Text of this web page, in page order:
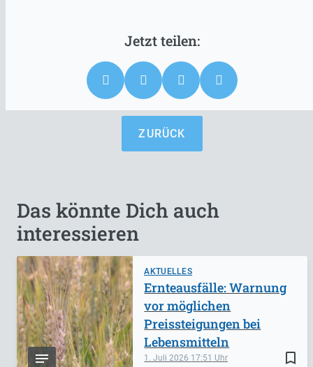
ZURÜCK
Das könnte Dich auch
interessieren
AKTUELLES
bookmark_border
1. Juli 2026 17:51
Ernteausfälle: Warnung
vor möglichen
Preissteigungen bei
Lebensmitteln